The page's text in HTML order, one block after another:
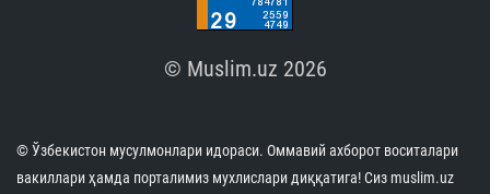
© Muslim.uz 2026
© Ўзбекистон мусулмонлари идораси. Оммавий ахборот воситалари
вакиллари ҳамда порталимиз мухлислари диққатига! Сиз muslim.uz